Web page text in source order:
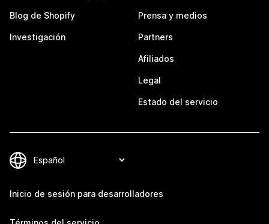
Blog de Shopify
Investigación
Prensa y medios
Partners
Afiliados
Legal
Estado del servicio
Inicio de sesión para desarrolladores